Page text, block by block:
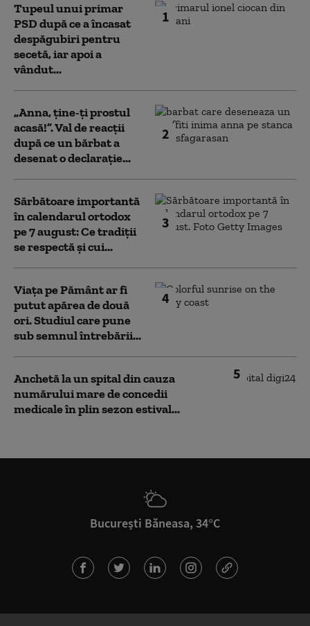
1
Tupeul unui primar
PSD după ce a încasat
despăgubiri pentru
secetă, iar apoi a
vândut...
2
„Anna, ţine-ţi prostul
acasă!”. Val de reacții
după ce un bărbat a
desenat o declarație...
3
Sărbătoare importantă
în calendarul ortodox
pe 7 august: Ce tradiții
se respectă și cui...
4
Viața pe Pământ ar fi
putut apărea de două
ori. Studiul care pune
sub semnul întrebării...
5
Anchetă la un spital din cauza
numărului mare de concedii
medicale în plin sezon estival...
București Băneasa, 34°C